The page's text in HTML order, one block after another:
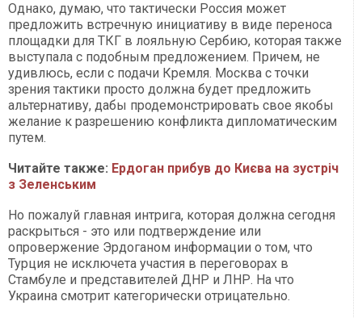
Однако, думаю, что тактически Россия может
предложить встречную инициативу в виде переноса
площадки для ТКГ в лояльную Сербию, которая также
выступала с подобным предложением. Причем, не
удивлюсь, если с подачи Кремля. Москва с точки
зрения тактики просто должна будет предложить
альтернативу, дабы продемонстрировать свое якобы
желание к разрешению конфликта дипломатическим
путем.
Читайте также: Ердоган прибув до Києва на зустріч
з Зеленським
Но пожалуй главная интрига, которая должна сегодня
раскрыться - это или подтверждение или
опровержение Эрдоганом информации о том, что
Турция не исключета участия в переговорах в
Стамбуле и представителей ДНР и ЛНР. На что
Украина смотрит категорически отрицательно.